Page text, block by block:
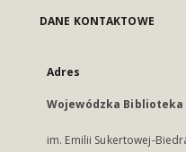
DANE KONTAKTOWE
Adres
Wojewódzka Biblioteka
im. Emilii Sukertowej-